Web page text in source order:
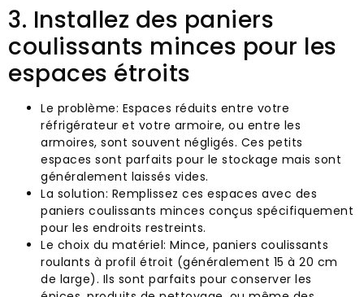
3. Installez des paniers
coulissants minces pour les
espaces étroits
Le problème: Espaces réduits entre votre
réfrigérateur et votre armoire, ou entre les
armoires, sont souvent négligés. Ces petits
espaces sont parfaits pour le stockage mais sont
généralement laissés vides.
La solution: Remplissez ces espaces avec des
paniers coulissants minces conçus spécifiquement
pour les endroits restreints.
Le choix du matériel: Mince, paniers coulissants
roulants à profil étroit (généralement 15 à 20 cm
de large). Ils sont parfaits pour conserver les